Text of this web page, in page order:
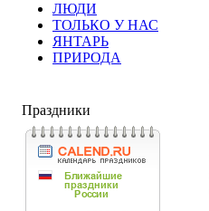
ЛЮДИ
ТОЛЬКО У НАС
ЯНТАРЬ
ПРИРОДА
Праздники